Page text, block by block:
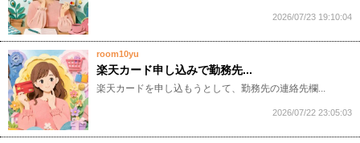
2026/07/23 19:10:04
room10yu
楽天カード申し込みで勤務先...
​​​​​楽天カードを申し込もうとして、勤務先の連絡先欄...
2026/07/22 23:05:03